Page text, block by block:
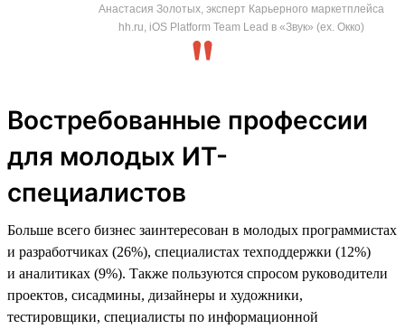
Анастасия Золотых, эксперт Карьерного маркетплейса
hh.ru, iOS Platform Team Lead в «Звук» (ex. Окко)
Востребованные профессии
для молодых ИТ-
специалистов
Больше всего бизнес заинтересован в молодых программистах
и разработчиках (26%), специалистах техподдержки (12%)
и аналитиках (9%). Также пользуются спросом руководители
проектов, сисадмины, дизайнеры и художники,
тестировщики, специалисты по информационной